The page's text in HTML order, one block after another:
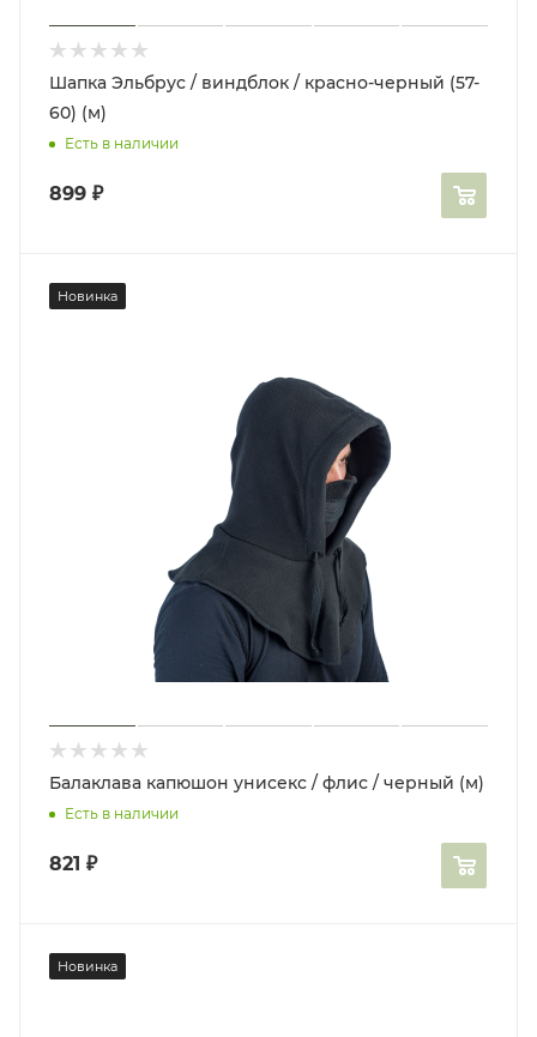
Шапка Эльбрус / виндблок / красно-черный (57-
60) (м)
Есть в наличии
899 ₽
Новинка
Балаклава капюшон унисекс / флис / черный (м)
Есть в наличии
821 ₽
Новинка